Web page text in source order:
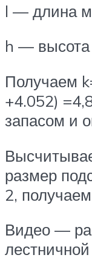
l — длина
h —
Получаем
+4.052)
запасом и
размер
2,
Видео —